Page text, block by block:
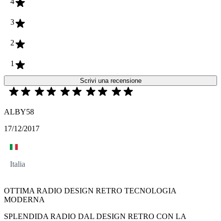
3
2
1
Scrivi una recensione
ALBY58
17/12/2017
Italia
OTTIMA RADIO DESIGN RETRO TECNOLOGIA
MODERNA
SPLENDIDA RADIO DAL DESIGN RETRO CON LA